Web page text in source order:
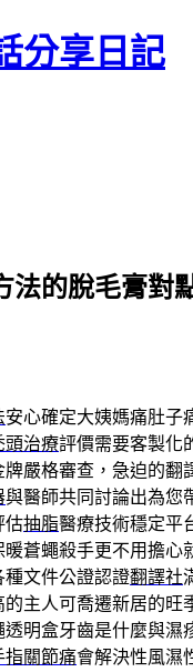
分享日記
法的脫毛膏對
安心確定大姨媽痛肚子
頭治療評價需要客製化
牌嚴格審查，急迫的翻
與醫師共同討論出為您
估抽脂醫療技術穩定平
暖蒼蠅殺手更不用擔心
文件公證認證翻譯社
的主人可喬遷新居的旺
透明盒牙齒是什麼與濕
指關節痛會解決性風濕